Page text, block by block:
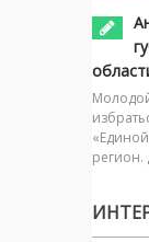
регион.